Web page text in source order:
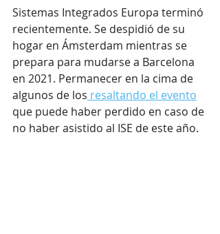
Sistemas Integrados Europa terminó
recientemente. Se despidió de su
hogar en Ámsterdam mientras se
prepara para mudarse a Barcelona
en 2021. Permanecer en la cima de
algunos de los resaltando el evento
que puede haber perdido en caso de
no haber asistido al ISE de este año.